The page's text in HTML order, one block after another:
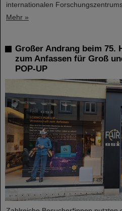
internationalen
Mehr »
Großer Andrang beim 75.
zum Anfassen für Groß
POP-UP